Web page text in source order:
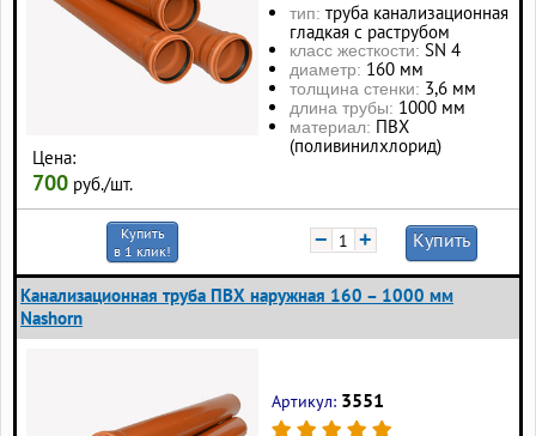
Цена:
700 руб./шт.
тип: труба канализационная
гладкая с раструбом
класс жесткости: SN 4
диаметр: 160 мм
толщина стенки: 3,6 мм
длина трубы: 1000 мм
материал: ПВХ
(поливинилхлорид)
Купить
в 1 клик!
− + Купить
Канализационная труба ПВХ наружная 160 – 1000 мм
Nashorn
Артикул: 3551